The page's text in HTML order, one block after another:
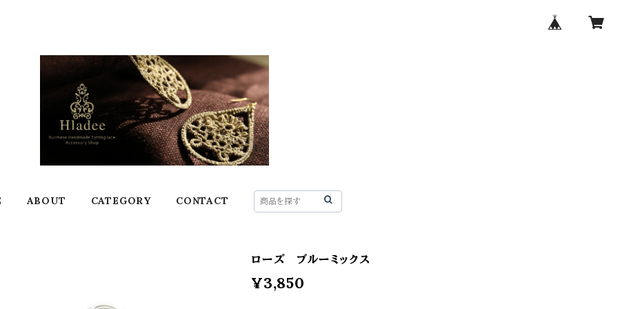
ABOUT CATEGORY CONTACT
ローズ ブルーミックス
¥3,850